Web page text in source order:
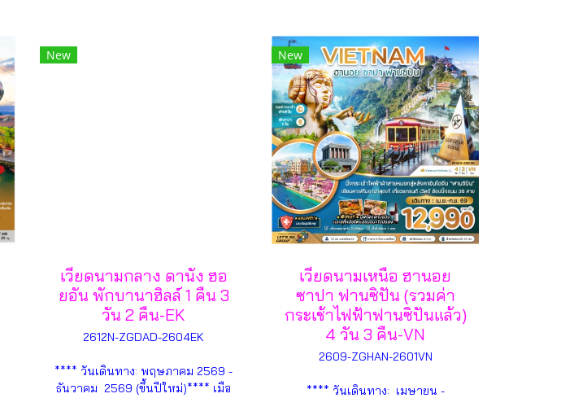
New
เวียดนามกลาง ดานัง ฮอ
ยอัน พักบานาฮิลล์ 1 คืน 3
วัน 2 คืน-EK
2612N-ZGDAD-2604EK
**** วันเดินทาง: พฤษภาคม 2569 -
ธันวาคม 2569 (ขึ้นปีใหม่)**** เมือ
New
เวียดนามเหนือ ฮานอย
ซาปา ฟานซิปัน (รวมค่า
กระเช้าไฟฟ้าฟานซิปันแล้ว)
4 วัน 3 คืน-VN
2609-ZGHAN-2601VN
**** วันเดินทาง: เมษายน -